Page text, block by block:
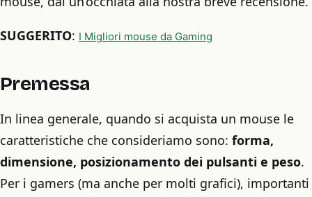
SUGGERITO: I Migliori mouse da Gaming
Premessa
In linea generale, quando si acquista un mouse le
caratteristiche che consideriamo sono: forma,
dimensione, posizionamento dei pulsanti e peso.
Per i gamers (ma anche per molti grafici), importanti